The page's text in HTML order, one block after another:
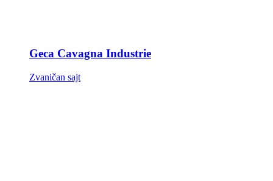
Geca Cavagna Industrie
Zvaničan sajt